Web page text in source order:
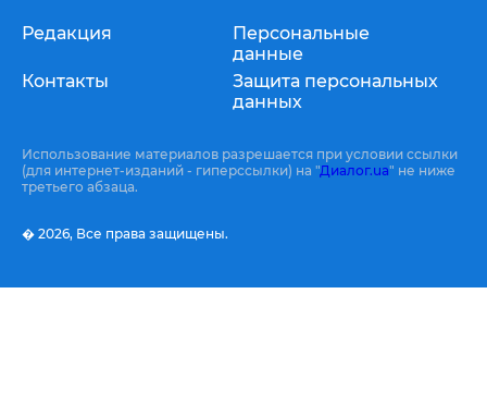
Редакция
Контакты
Персональные
данные
Защита персональных
данных
Использование материалов разрешается при условии ссылки
(для интернет-изданий - гиперссылки) на "Диалог.ua" не ниже
третьего абзаца.
� 2026, Все права защищены.